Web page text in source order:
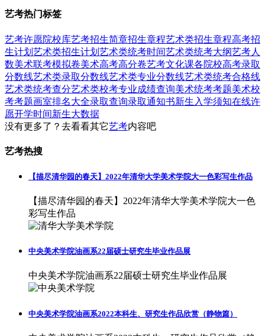
艺考热门标签
艺考许愿院校库艺考招生简章招生章程艺术类招生章程高考招
生计划 艺术类招生计划 艺术类统考时间艺术类统考大纲艺考人
数美术联考模拟卷美术高考高分卷艺考文化课各院校高考录取
分数线艺术类录取分数线艺术类专业分数线艺术类统考合格线
艺术类统考查分艺术类校考专业成绩查询美术统考考题美术校
考考题画室排名大全录取查询录取通知书新生入学须知在线许
愿开学时间新生大数据
没有更多了？去看看其它艺考内容吧
艺考热搜
【描尽清华园的春天】2022年清华大学美术学院大一色彩写生作品
【描尽清华园的春天】2022年清华大学美术学院大一色
彩写生作品
中央美术学院油画系22届硕士研究生毕业作品展
中央美术学院油画系22届硕士研究生毕业作品展
中央美术学院油画系2022本科生、研究生作品欣赏（静物篇）